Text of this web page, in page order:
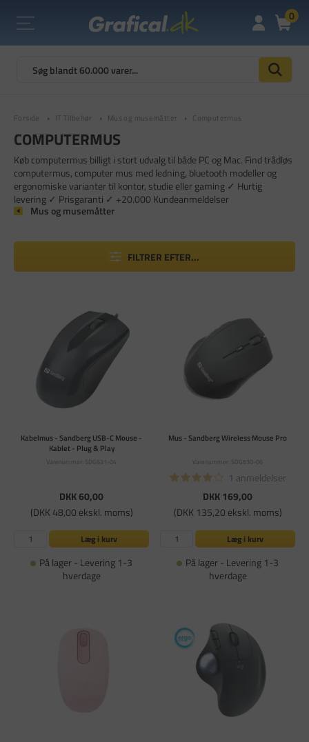
0
Forside IT Tilbehør Mus og musemåtter Computermus
COMPUTERMUS
Køb computermus billigt i stort udvalg til både PC og Mac. Find trådløs
computermus, computer mus med ledning, bluetooth modeller og
ergonomiske varianter til kontor, studie eller gaming ✓ Hurtig
levering ✓ Prisgaranti ✓ +20.000 Kundeanmeldelser
Mus og musemåtter
FILTRER EFTER...
Kabelmus - Sandberg USB-C Mouse -
Kablet - Plug & Play
Varenummer: SDG631-04
DKK 60,00
(DKK 48,00 ekskl. moms)
Læg i kurv
På lager - Levering 1-3
hverdage
Mus - Sandberg Wireless Mouse Pro
Varenummer: SDG630-06
1 anmeldelser
DKK 169,00
(DKK 135,20 ekskl. moms)
Læg i kurv
På lager - Levering 1-3
hverdage